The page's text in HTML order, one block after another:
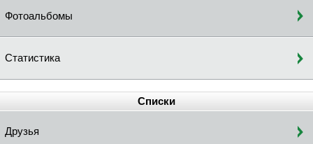
Фотоальбомы
Статистика
Списки
Друзья